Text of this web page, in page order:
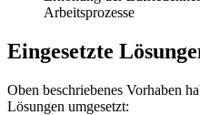
Arbeitsprozesse
Eingesetzte
Oben beschriebenes Vorhaben
Lösungen umgesetzt: